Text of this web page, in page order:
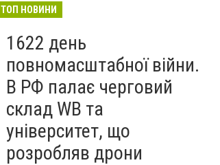
— ВІДЕО
ТОП НОВИНИ
1622 день
повномасштабної війни.
В РФ палає черговий
склад WB та
університет, що
розробляв дрони